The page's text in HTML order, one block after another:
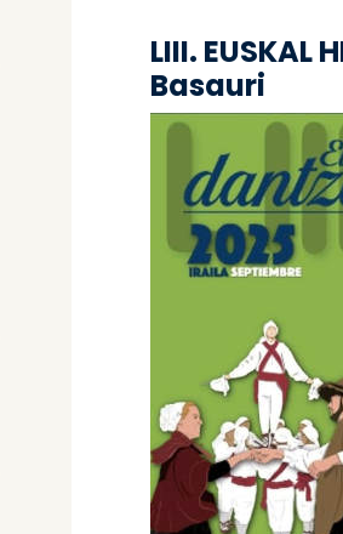
LIII. EUSKAL
Basauri